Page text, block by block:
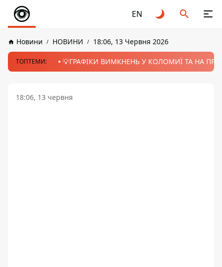
EN
Новини НОВИНИ 18:06, 13 Червня 2026
ТОПТЕМИ: 💡ГРАФІКИ ВИМКНЕНЬ У КОЛОМИЇ ТА НА
18:06, 13 червня